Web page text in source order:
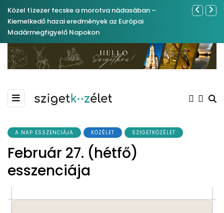
Közel tízezer fecske a morotva nádasában –
Kiemelkedő hazai eredmények az Európai
Madármegfigyelő Napokon
Év
A NAP ESSZENCIÁJA KÖZÉLET SZIGETKÖZÉLET
Február 27. (hétfő)
esszenciája